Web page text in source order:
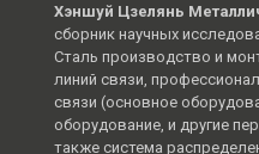
Хэншуй Цзелянь
сборник научных
Сталь производство и
линий связи,
связи (основное
оборудование, и другие
также система